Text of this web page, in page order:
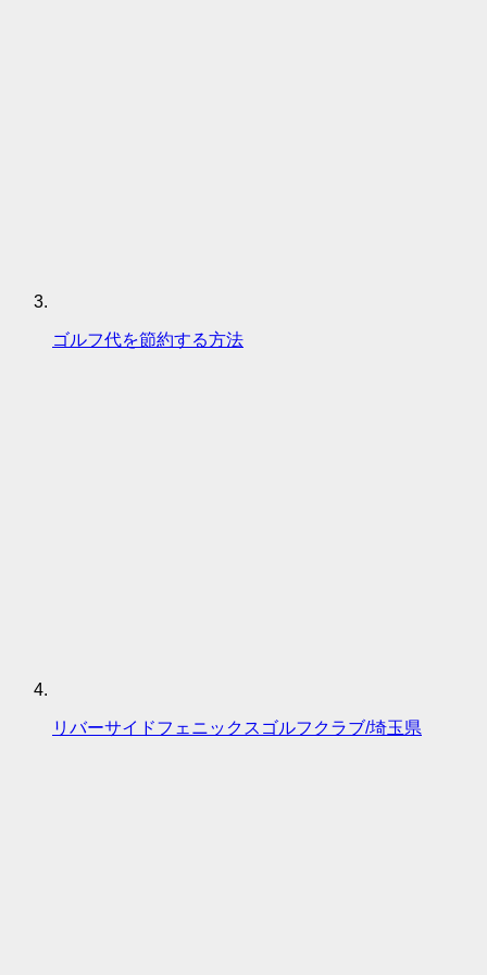
ゴルフ代を節約する方法
リバーサイドフェニックスゴルフクラブ/埼玉県